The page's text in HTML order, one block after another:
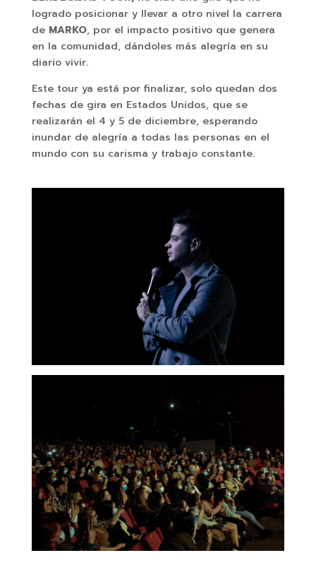
logrado posicionar y llevar a otro nivel la carrera
de MARKO, por el impacto positivo que genera
en la comunidad, dándoles más alegría en su
diario vivir.
Este tour ya está por finalizar, solo quedan dos
fechas de gira en Estados Unidos, que se
realizarán el 4 y 5 de diciembre, esperando
inundar de alegría a todas las personas en el
mundo con su carisma y trabajo constante.